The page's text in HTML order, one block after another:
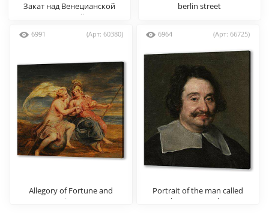
Закат над Венецианской
лагуной
berlin street
6991 (Арт: 60380)
Allegory of Fortune and
Virtue
6964 (Арт: 66725)
Portrait of the man called
The Popes Barber